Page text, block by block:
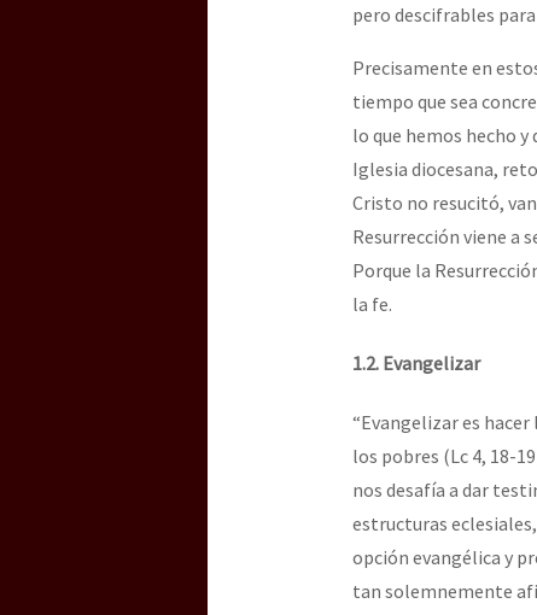
pero descifrables
Precisamente en
tiempo que sea
lo que hemos hecho y
Iglesia diocesana,
Cristo no resucitó,
Resurrección viene a
Porque la
la fe.
1.2. Evangelizar
“Evangelizar es
los pobres (Lc 4, 18-
nos desafía a dar
estructuras
opción evangélica y
tan solemnemente